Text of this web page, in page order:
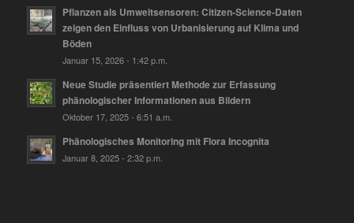
Pflanzen als Umweltsensoren: Citizen-Science-Daten
zeigen den Einfluss von Urbanisierung auf Klima und
Böden
Januar 15, 2026 - 1:42 p.m.
Neue Studie präsentiert Methode zur Erfassung
phänologischer Informationen aus Bildern
Oktober 17, 2025 - 6:51 a.m.
Phänologisches Monitoring mit Flora Incognita
Januar 8, 2025 - 2:32 p.m.